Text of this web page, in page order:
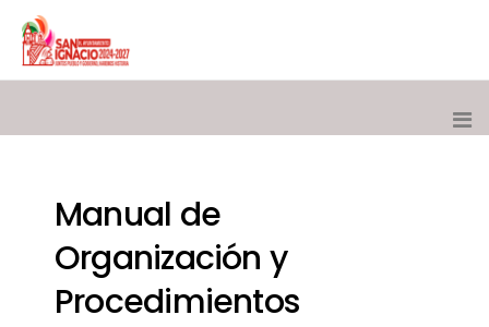
Manual de
Organización y
Procedimientos